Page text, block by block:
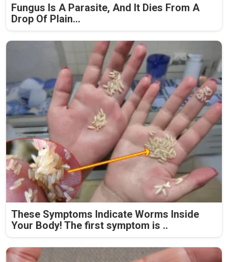
Fungus Is A Parasite, And It Dies From A
Drop Of Plain...
These Symptoms Indicate Worms Inside
Your Body! The first symptom is ..